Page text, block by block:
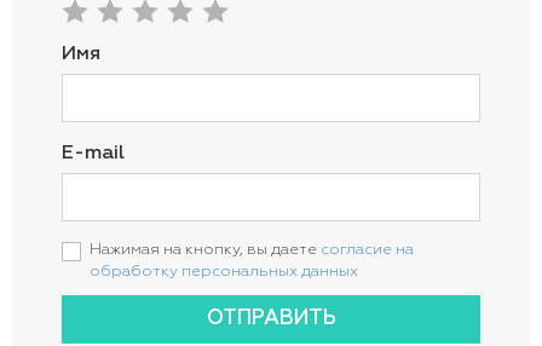
Имя
E-mail
Нажимая на кнопку, вы даете согласие на
обработку персональных данных
ОТПРАВИТЬ